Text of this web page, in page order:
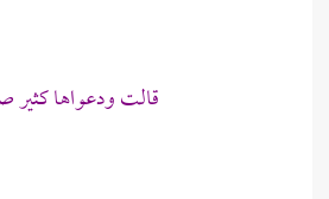
قالت ودعواها كثير